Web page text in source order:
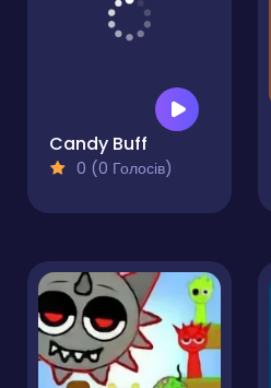
0 (0 Голосів)